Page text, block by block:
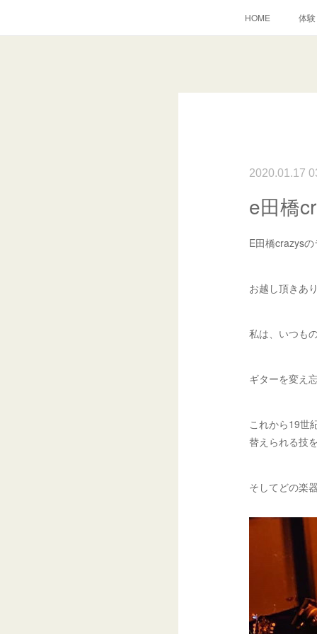
HOME 体験
2020.01.17
e田橋
E田橋crazys
お越し頂きあ
私は、いつも
ギターを変え
これから19世
替えられる技
そしてどの楽